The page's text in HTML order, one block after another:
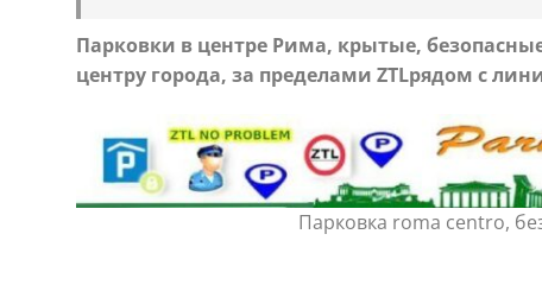
Парковки в центре Рима, крытые,
центру города, за пределами ZTLрядом с
Парковка roma centro,